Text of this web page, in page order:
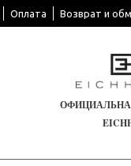
Оплата Возврат и